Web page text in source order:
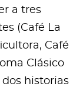
a tres
(Café La
Café
Clásico
historias